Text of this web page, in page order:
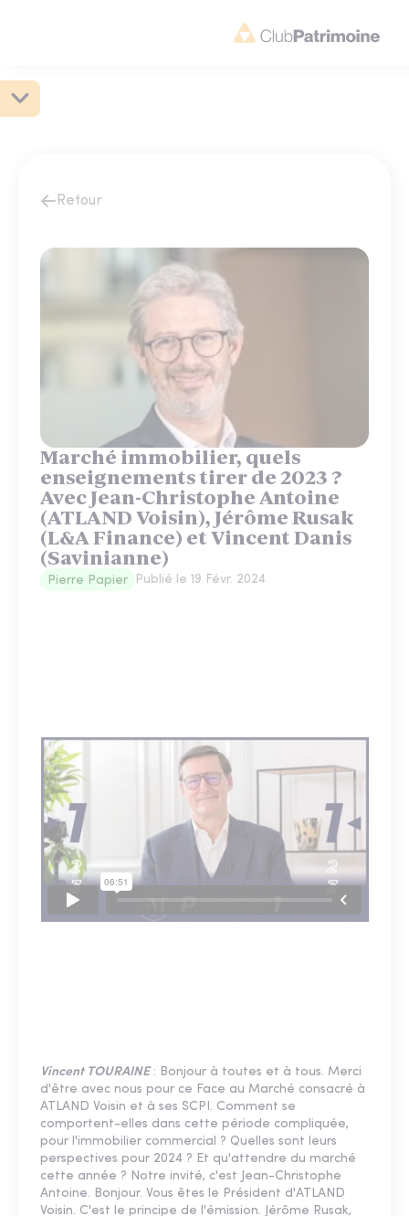
Retour
Marché immobilier, quels
enseignements tirer de 2023 ?
Avec Jean-Christophe Antoine
(ATLAND Voisin), Jérôme Rusak
(L&A Finance) et Vincent Danis
(Savinianne)
Pierre Papier Publié le 19 Févr. 2024
Vincent TOURAINE: Bonjour à toutes et à tous. Merci
d'être avec nous pour ce Face au Marché consacré à
ATLAND Voisin et à ses SCPI. Comment se
comportent-elles dans cette période compliquée,
pour l'immobilier commercial ? Quelles sont leurs
perspectives pour 2024 ? Et qu'attendre du marché
cette année ? Notre invité, c'est Jean-Christophe
Antoine. Bonjour. Vous êtes le Président d'ATLAND
Voisin. C'est le principe de l'émission. Jérôme Rusak,